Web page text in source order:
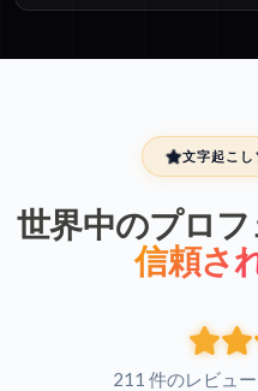
文字起こ
世界中のプロ
信頼さ
211 件のレビュ